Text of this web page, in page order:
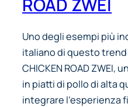
ROAD ZWEI
Uno degli esempi più
italiano di questo
CHICKEN ROAD
in piatti di pollo di alta
integrare l’esperienza